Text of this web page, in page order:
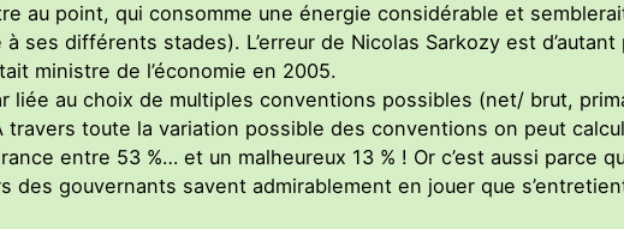
au point, qui consomme une énergie considérable et
ses différents stades). L’erreur de Nicolas Sarkozy est
ministre de l’économie en 2005.
liée au choix de multiples conventions possibles (net/ brut,
toute la variation possible des conventions on peut
entre 53 %… et un malheureux 13 % ! Or c’est aussi parce
des gouvernants savent admirablement en jouer que